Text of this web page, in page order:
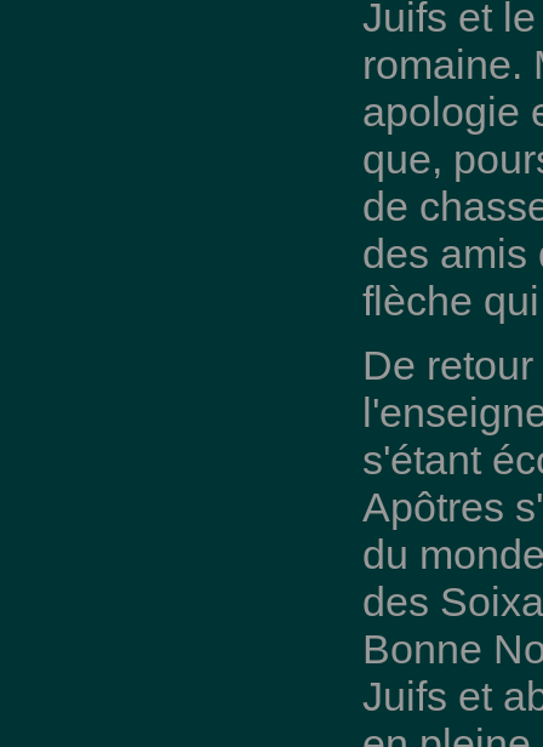
Juifs et
romaine.
apologie
que,
de
des amis
flèche
De
s'étant
Apôtres
du
des
Bonne
Juifs et